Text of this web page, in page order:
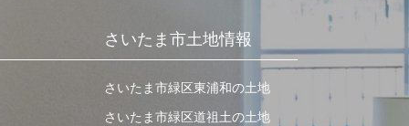
さいたま市土地情報
さいたま市緑区東浦和の土地
さいたま市緑区道祖土の土地